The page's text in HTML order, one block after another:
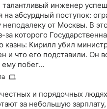
инженер
на абсурдный поступок:
неподалеку от Москвы. В
за которого
казнь: Кирилл убил
и что его подставили. Он
ему побег…
и порядочных
за небольшую